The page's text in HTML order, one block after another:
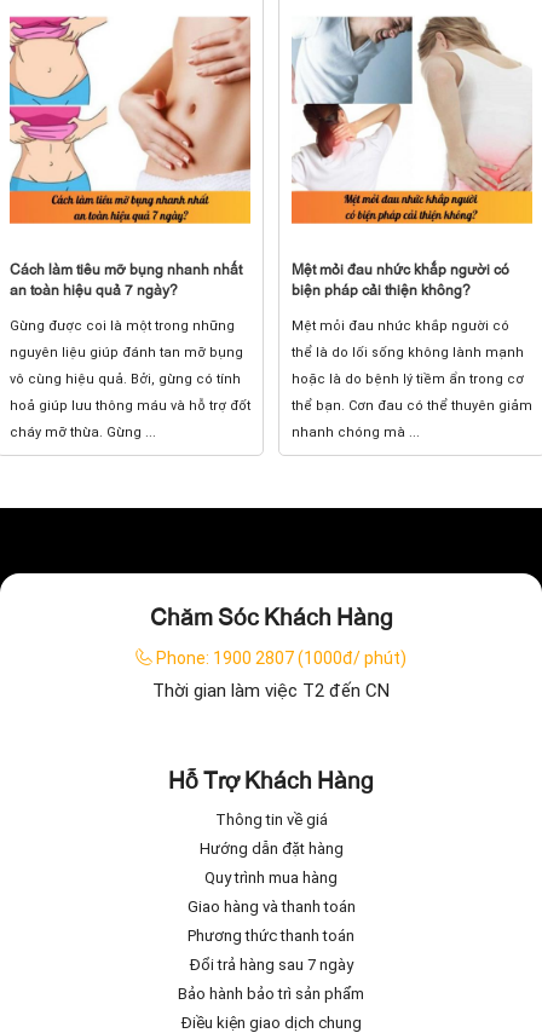
Cách làm tiêu mỡ bụng nhanh nhất
an toàn hiệu quả 7 ngày?
Gừng được coi là một trong những
nguyên liệu giúp đánh tan mỡ bụng
vô cùng hiệu quả. Bởi, gừng có tính
hoả giúp lưu thông máu và hỗ trợ đốt
cháy mỡ thừa. Gừng ...
Mệt mỏi đau nhức khắp người có
biện pháp cải thiện không?
Mệt mỏi đau nhức khắp người có
thể là do lối sống không lành mạnh
hoặc là do bệnh lý tiềm ẩn trong cơ
thể bạn. Cơn đau có thể thuyên giảm
nhanh chóng mà ...
Chăm Sóc Khách Hàng
Phone: 1900 2807 (1000đ/ phút)
Thời gian làm việc T2 đến CN
Hỗ Trợ Khách Hàng
Thông tin về giá
Hướng dẫn đặt hàng
Quy trình mua hàng
Giao hàng và thanh toán
Phương thức thanh toán
Đổi trả hàng sau 7 ngày
Bảo hành bảo trì sản phẩm
Điều kiện giao dịch chung